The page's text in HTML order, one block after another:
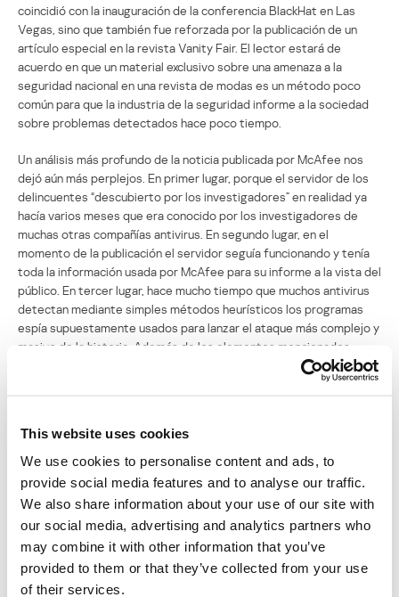
This website uses cookies
We use cookies to personalise content and ads, to
provide social media features and to analyse our traffic.
We also share information about your use of our site with
our social media, advertising and analytics partners who
may combine it with other information that you’ve
provided to them or that they’ve collected from your use
of their services.
coincidió con la inauguración de la conferencia BlackHat en Las
Vegas, sino que también fue reforzada por la publicación de un
artículo especial en la revista Vanity Fair. El lector estará de
acuerdo en que un material exclusivo sobre una amenaza a la
seguridad nacional en una revista de modas es un método poco
común para que la industria de la seguridad informe a la sociedad
sobre problemas detectados hace poco tiempo.
Un análisis más profundo de la noticia publicada por McAfee nos
dejó aún más perplejos. En primer lugar, porque el servidor de los
delincuentes “descubierto por los investigadores” en realidad ya
hacía varios meses que era conocido por los investigadores de
muchas otras compañías antivirus. En segundo lugar, en el
momento de la publicación el servidor seguía funcionando y tenía
toda la información usada por McAfee para su informe a la vista del
público. En tercer lugar, hace mucho tiempo que muchos antivirus
detectan mediante simples métodos heurísticos los programas
espía supuestamente usados para lanzar el ataque más complejo y
masivo de la historia. Además de los elementos mencionados,
hubo otros que también provocaron preguntas sobre el informe.
Estas preguntas fueron hechas en público, entre otros por los
Nuestra investigación permite afirmar que Shady Rat no ha sido ni
el más prolongado, ni el mayor, ni el más sofisticado de la historia.
Es más, consideramos inadmisible la publicación de información
sobre cualquier ataque sin la descripción de todos los
componentes y tecnologías, ya que las publicaciones limitadas no
dan a los especialistas la posibilidad de adoptar las medidas
correspondientes para defender sus propios recursos.
Y con aún mayor responsabilidad hay que tomar la publicación de